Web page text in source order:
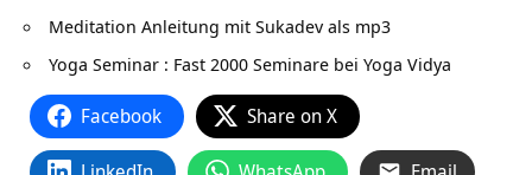
Meditation Anleitung mit Sukadev als mp3
Yoga Seminar : Fast 2000 Seminare bei Yoga Vidya
Facebook Share on X